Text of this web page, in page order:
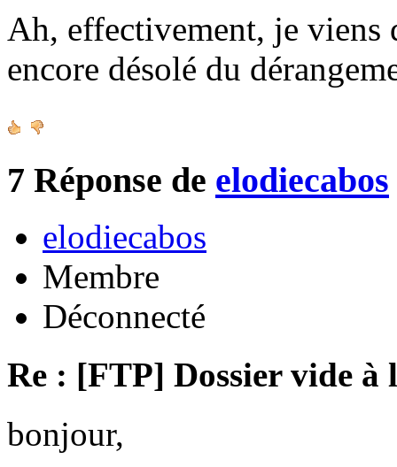
Ah, effectivement, je
encore désolé du
7 Réponse de elodiecabos
elodiecabos
Membre
Déconnecté
Re : [FTP] Dossier vide à
bonjour,